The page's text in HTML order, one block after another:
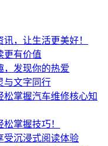
，让生活更美好！
更有价值
发现你的热爱
与文字同行
掌握汽车维修核心知
掌握技巧！
受沉浸式阅读体验